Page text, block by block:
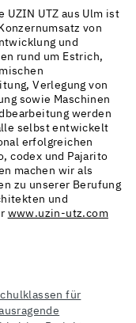
UZIN UTZ aus Ulm ist
von
und
rund um Estrich,
Verlegung von
sowie Maschinen
werden
selbst entwickelt
erfolgreichen
codex und Pajarito
machen wir als
zu unserer Berufung
und
www.uzin-utz.com